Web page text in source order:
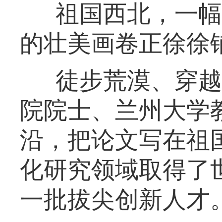
祖国西北，一
的壮美画卷正徐徐
徒步荒漠、穿
院院士、兰州大学
沿，把论文写在祖
化研究领域取得了
一批拔尖创新人才